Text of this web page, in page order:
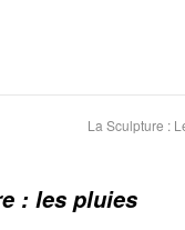
La Sculpture :
: les pluies